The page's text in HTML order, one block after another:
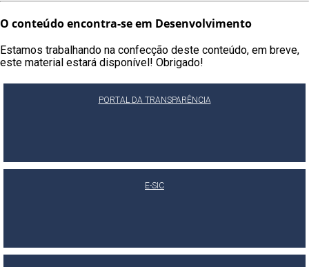
O conteúdo encontra-se em Desenvolvimento
Estamos trabalhando na confecção deste conteúdo, em breve,
este material estará disponível! Obrigado!
PORTAL DA TRANSPARÊNCIA
E-SIC